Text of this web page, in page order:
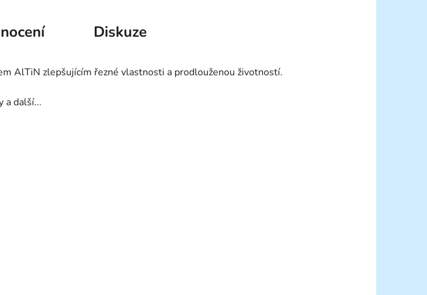
Diskuze
AlTiN zlepšujícím řezné vlastnosti a prodlouženou životností.
a další...